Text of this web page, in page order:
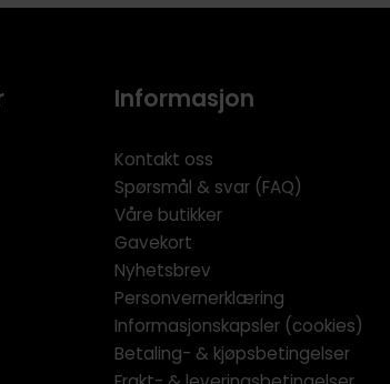
Informasjon
Kontakt oss
Spørsmål & svar (FAQ)
Våre butikker
Gavekort
Nyhetsbrev
Personvernerklæring
Informasjonskapsler (cookies)
Betaling- & kjøpsbetingelser